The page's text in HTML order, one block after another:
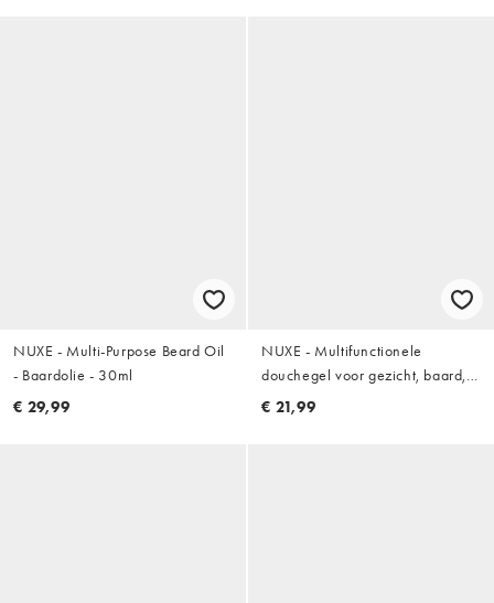
NUXE - Multi-Purpose Beard Oil
- Baardolie - 30ml
€ 29,99
NUXE - Multifunctionele
douchegel voor gezicht, baard,
lichaam en haar - 200ml
€ 21,99